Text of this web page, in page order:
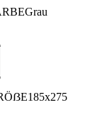
Grau
185x275